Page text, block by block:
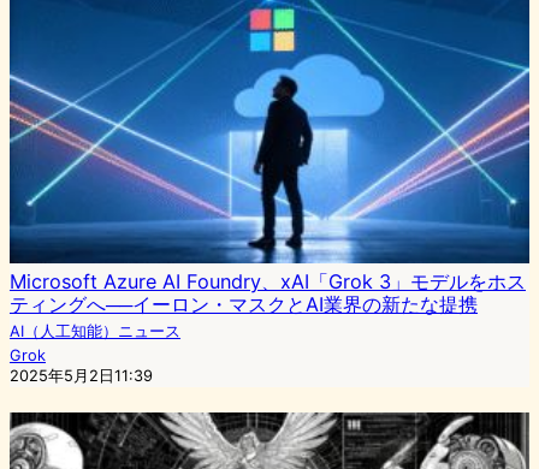
Microsoft Azure AI Foundry、xAI「Grok 3」モデルをホス
ティングへ──イーロン・マスクとAI業界の新たな提携
AI（人工知能）ニュース
Grok
2025年5月2日11:39